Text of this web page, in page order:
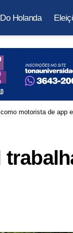
Holanda
motorista de app